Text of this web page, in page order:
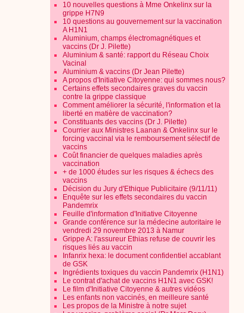
10 nouvelles questions à Mme Onkelinx sur la
grippe H7N9
10 questions au gouvernement sur la vaccination
A H1N1
Aluminium, champs électromagnétiques et
vaccins (Dr J. Pilette)
Aluminium & santé: rapport du Réseau Choix
Vacinal
Aluminium & vaccins (Dr Jean Pilette)
A propos d'Initiative Citoyenne: qui sommes nous?
Certains effets secondaires graves du vaccin
contre la grippe classique
Comment améliorer la sécurité, l'information et la
liberté en matière de vaccination?
Constituants des vaccins (Dr J. Pilette)
Courrier aux Ministres Laanan & Onkelinx sur le
forcing vaccinal via le remboursement sélectif de
vaccins
Coût financier de quelques maladies après
vaccination
+ de 1000 études sur les risques & échecs des
vaccins
Décision du Jury d'Ethique Publicitaire (9/11/11)
Enquête sur les effets secondaires du vaccin
Pandemrix
Feuille d'information d'Initiative Citoyenne
Grande conférence sur la médecine autoritaire le
vendredi 29 novembre 2013 à Namur
Grippe A: l'assureur Ethias refuse de couvrir les
risques liés au vaccin
Infanrix hexa: le document confidentiel accablant
de GSK
Ingrédients toxiques du vaccin Pandemrix (H1N1)
Le contrat d'achat de vaccins H1N1 avec GSK!
Le film d'Initiative Citoyenne & autres vidéos
Les enfants non vaccinés, en meilleure santé
Les propos de la Ministre à notre sujet